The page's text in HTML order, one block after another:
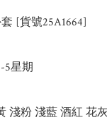
[貨號25A1664]
5星期
淺粉 淺藍 酒紅 花